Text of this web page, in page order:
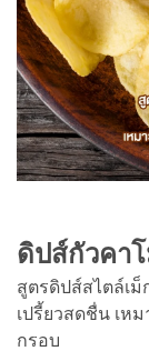
ดิปส์กัวคาโ
สูตรดิปส์สไตล์เ
เปรี้ยวสดชื่น เห
กรอบ